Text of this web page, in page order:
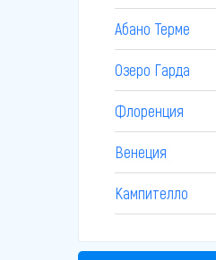
Абано Терме
Озеро Гарда
Флоренция
Венеция
Кампителло